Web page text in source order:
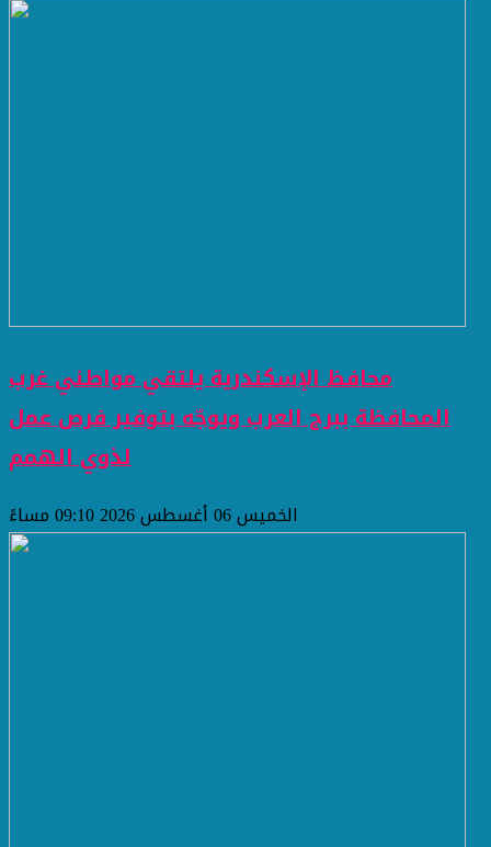
محافظ الإسكندرية يلتقي مواطني غرب
المحافظة ببرج العرب ويوجّه بتوفير فرص عمل
لذوي الهمم
الخميس 06 أغسطس 2026 09:10 مساءً